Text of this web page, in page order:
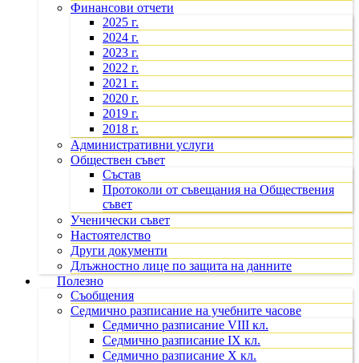
Финансови отчети
2025 г.
2024 г.
2023 г.
2022 г.
2021 г.
2020 г.
2019 г.
2018 г.
Административни услуги
Обществен съвет
Състав
Протоколи от съвещания на Обществения
съвет
Ученически съвет
Настоятелство
Други документи
Длъжностно лице по защита на данните
Полезно
Съобщения
Седмично разписание на учебните часове
Седмично разписание VIII кл.
Седмично разписание IX кл.
Седмично разписание X кл.